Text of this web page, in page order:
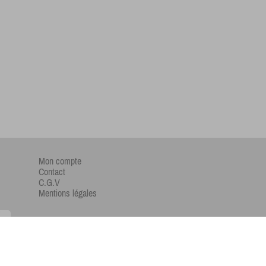
Mon compte
Contact
C.G.V
Mentions légales